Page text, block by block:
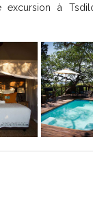
excursion à